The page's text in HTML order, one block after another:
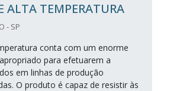
ALTA TEMPERATURA
- SP
conta com um enorme
para efetuarem a
em linhas de produção
O produto é capaz de resistir às